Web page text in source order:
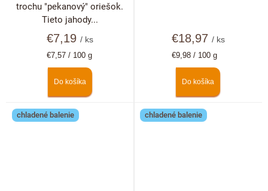
€7,19 / ks
Jednotková
€7,57 / 100 g
Do košíka
trochu "pekanový" oriešok.
Tieto jahody...
€18,97 / ks
Jednotková
€9,98 / 100 g
Do košíka
chladené balenie chladené balenie